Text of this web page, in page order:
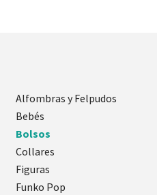
Alfombras y Felpudos
Bebés
Bolsos
Collares
Figuras
Funko Pop